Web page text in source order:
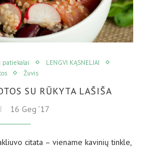
patiekalai
LENGVI KĄSNELIAI
Žuvis
SU RŪKYTA LAŠIŠA
16 Geg ’17
citata – viename kavinių tinkle,